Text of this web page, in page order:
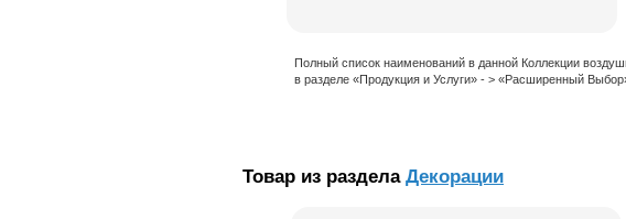
Полный список наименований в данной Коллекции
в разделе «Продукция и Услуги» - > «Расширенный
Товар из раздела Декорации